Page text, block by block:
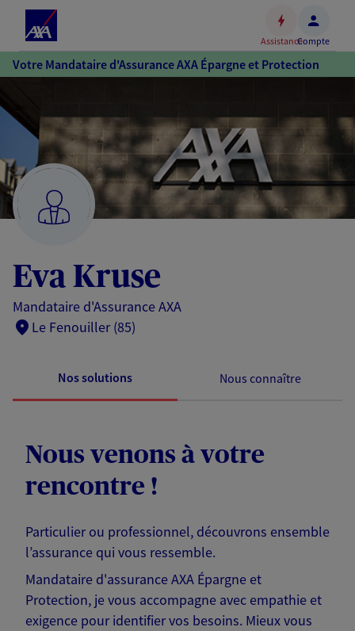
Accéder
au
Accéder
au
pied
de
page
AssistanceCompte
Votre Mandataire d'Assurance AXA Épargne et Protection
Eva Kruse
Mandataire d'Assurance AXA
Le Fenouiller (85)
Nos solutions Nous connaître
Nous venons à votre
rencontre !
Particulier ou professionnel, découvrons ensemble
l’assurance qui vous ressemble.
Mandataire d'assurance AXA Épargne et
Protection, je vous accompagne avec empathie et
exigence pour identifier vos besoins. Mieux vous